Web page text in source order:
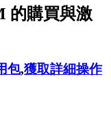
的購買與激
包,獲取詳細操作